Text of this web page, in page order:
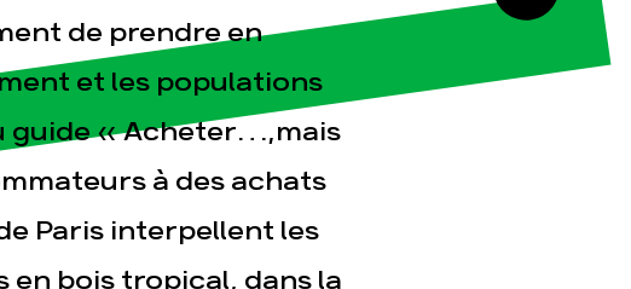
de prendre en
et les populations
guide « Acheter…,mais
à des achats
Paris interpellent les
en bois tropical, dans la